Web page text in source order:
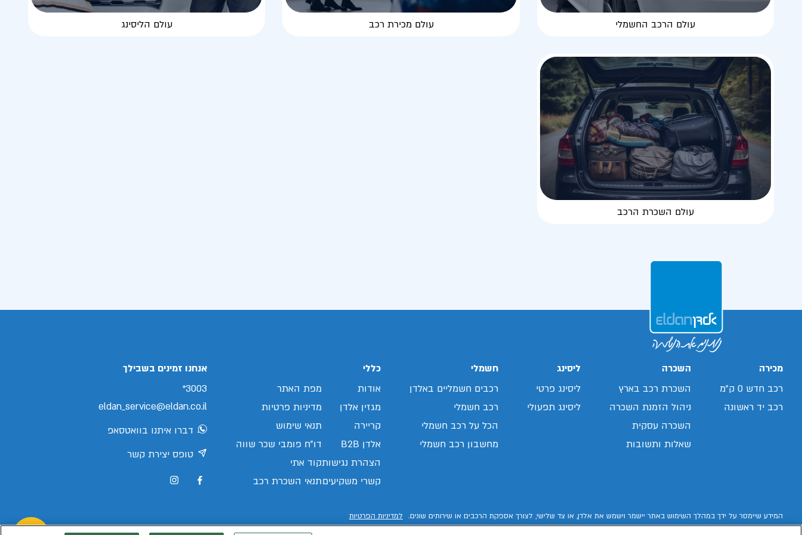
עולם הרכב החשמלי עולם מכירת רכב עולם הליסינג
עולם השכרת הרכב
מכירה
רכב חדש 0 ק"מ
רכב יד ראשונה
השכרה
השכרת רכב בארץ
ניהול הזמנת השכרה
השכרה עסקית
שאלות ותשובות
ליסינג
ליסינג פרטי
ליסינג תפעולי
חשמלי
רכבים חשמליים באלדן
רכב חשמלי
הכל על רכב חשמלי
מחשבון רכב חשמלי
כללי
אודות
מגזין אלדן
קריירה
אלדן B2B
הצהרת נגישות
קשרי משקיעים
מפת האתר
מדיניות פרטיות
תנאי שימוש
דו"ח פומבי שכר שווה
קוד אתי
תנאי השכרת רכב
אנחנו זמינים בשבילך
3003*
eldan_service@eldan.co.il
דברו איתנו בוואטסאפ
טופס יצירת קשר
המידע שיימסר על ידך במהלך השימוש באתר יישמר וישמש את אלדן, או צד שלישי, לצורך אספקת הרכבים או שירותים שונים. למדיניות הפרטיות